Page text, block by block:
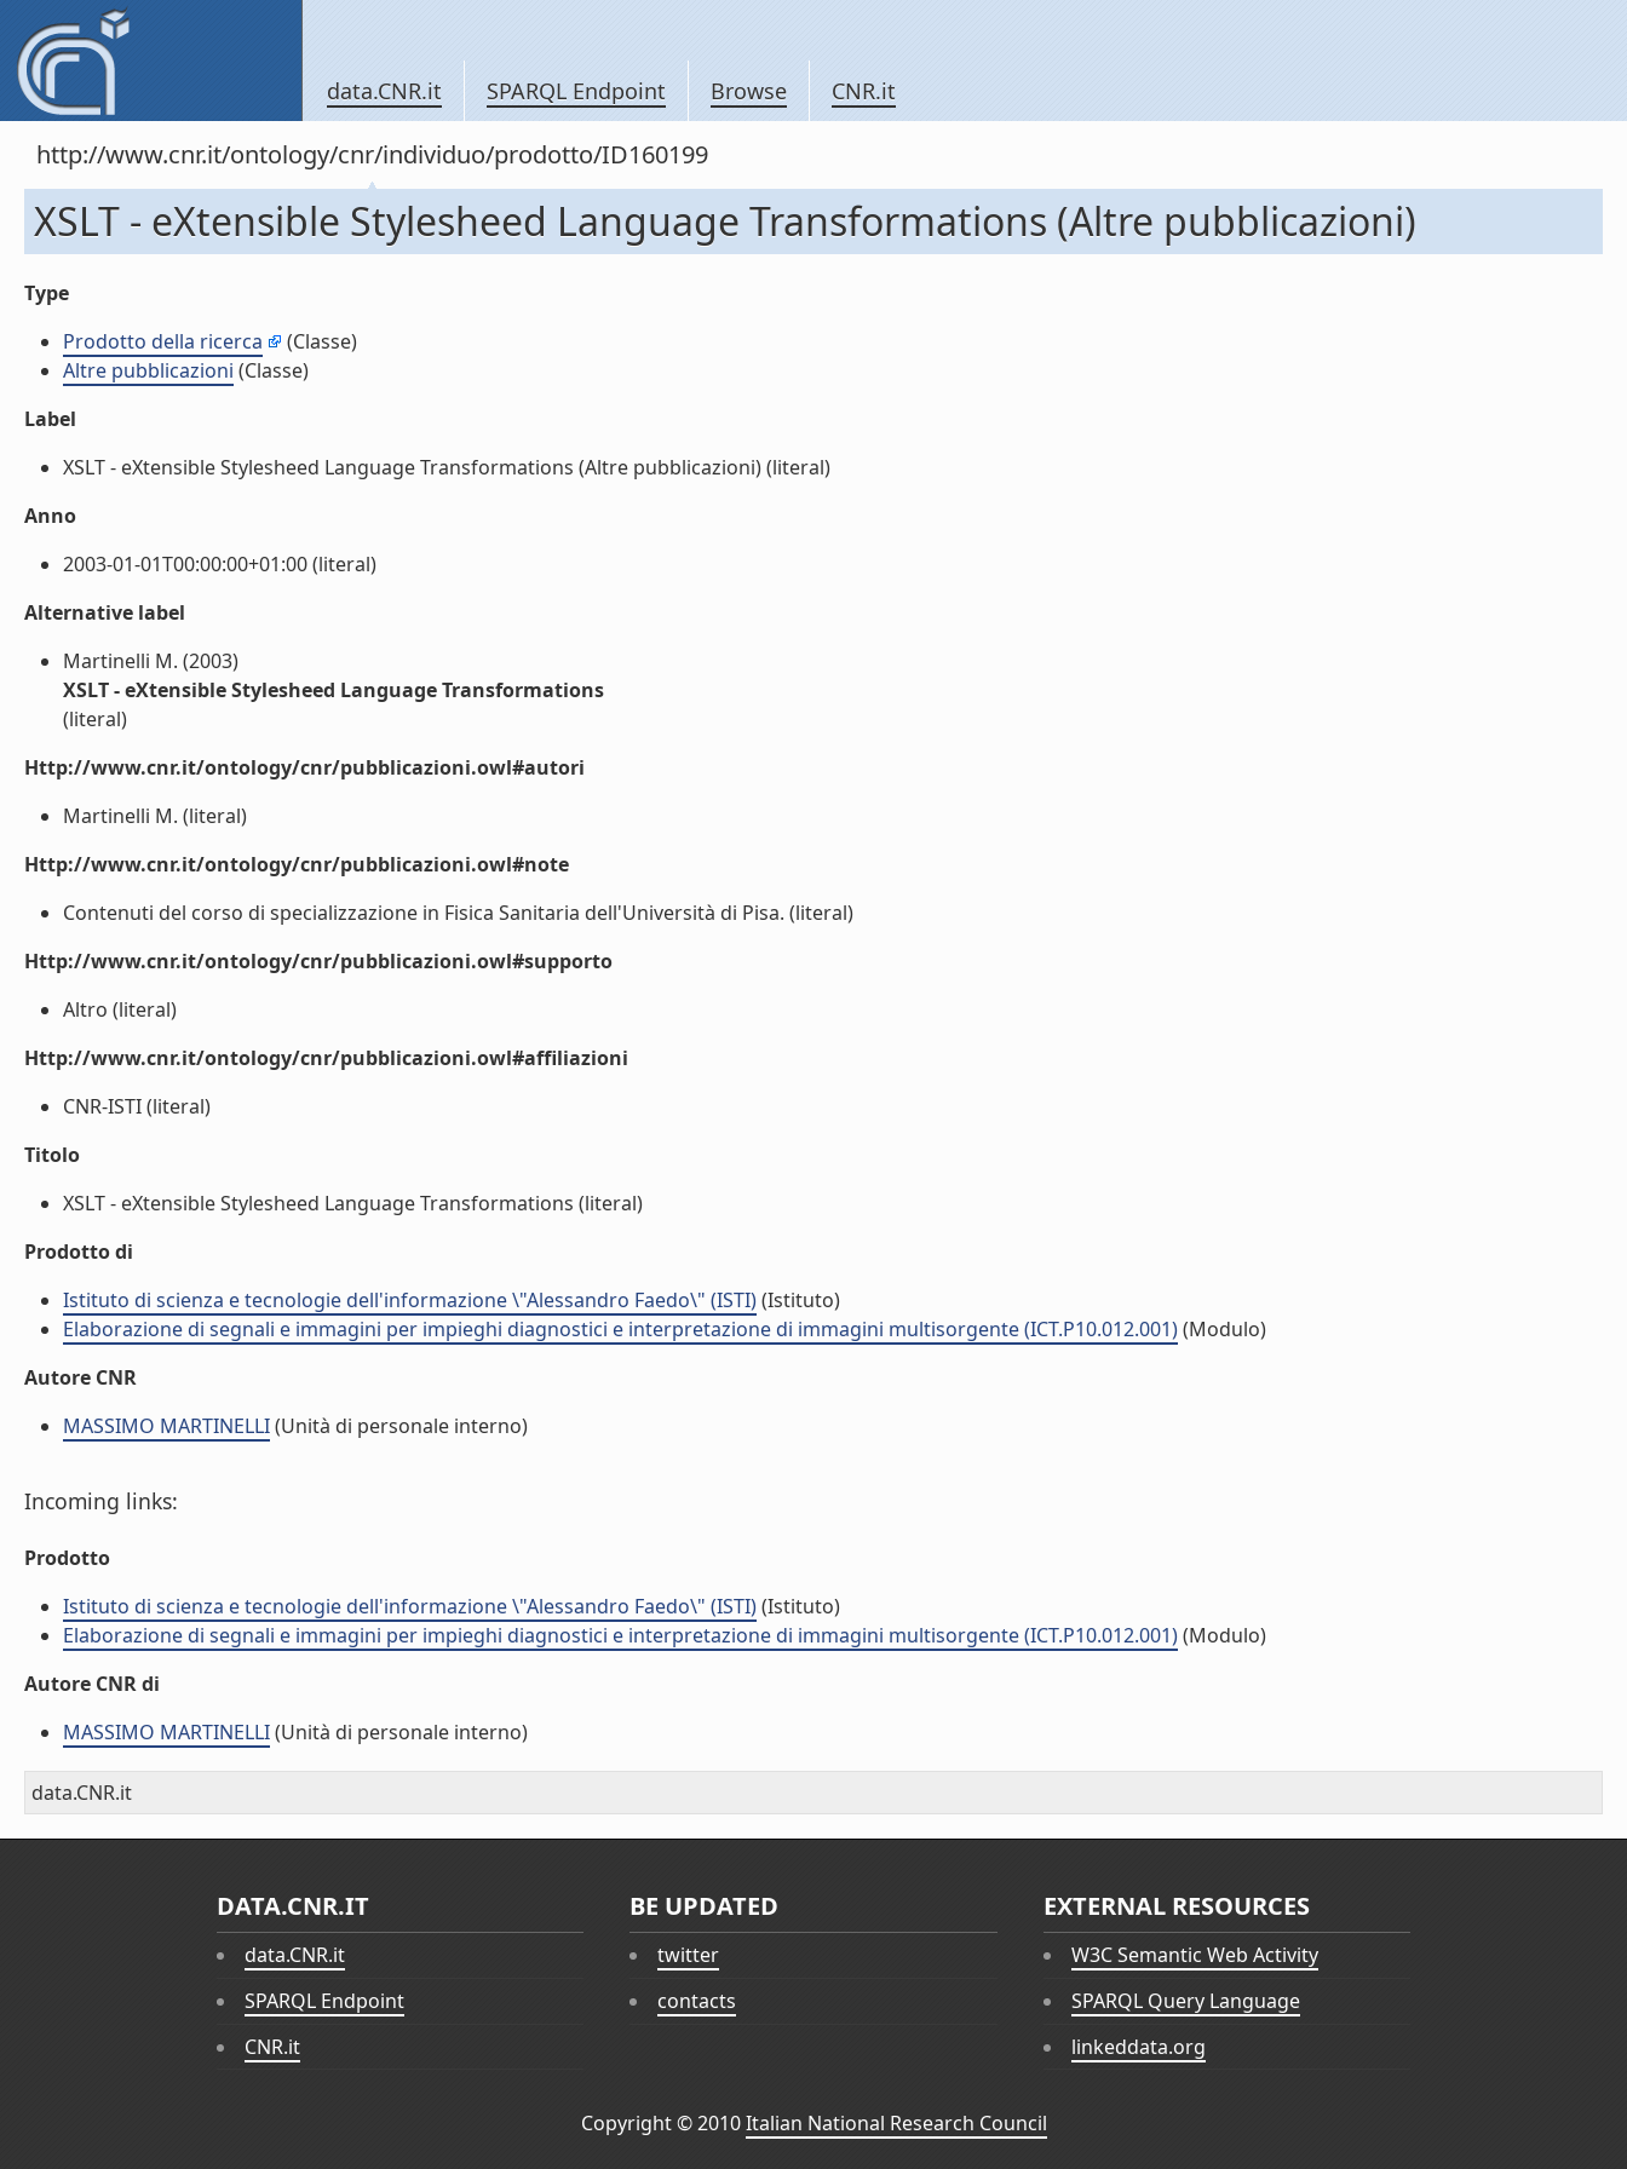
data.CNR.it SPARQL Endpoint Browse CNR.it
http://www.cnr.it/ontology/cnr/individuo/prodotto/ID160199
XSLT - eXtensible Stylesheed Language Transformations (Altre pubblicazioni)
Type
Prodotto della ricerca
(Classe)
Altre pubblicazioni (Classe)
Label
XSLT - eXtensible Stylesheed Language Transformations (Altre pubblicazioni) (literal)
Anno
2003-01-01T00:00:00+01:00 (literal)
Alternative label
Martinelli M. (2003)
XSLT - eXtensible Stylesheed Language Transformations
(literal)
Http://www.cnr.it/ontology/cnr/pubblicazioni.owl#autori
Martinelli M. (literal)
Http://www.cnr.it/ontology/cnr/pubblicazioni.owl#note
Contenuti del corso di specializzazione in Fisica Sanitaria dell'Università di Pisa. (literal)
Http://www.cnr.it/ontology/cnr/pubblicazioni.owl#supporto
Altro (literal)
Http://www.cnr.it/ontology/cnr/pubblicazioni.owl#affiliazioni
CNR-ISTI (literal)
Titolo
XSLT - eXtensible Stylesheed Language Transformations (literal)
Prodotto di
Istituto di scienza e tecnologie dell'informazione \"Alessandro Faedo\" (ISTI)(Istituto)
Elaborazione di segnali e immagini per impieghi diagnostici e interpretazione di immagini multisorgente (ICT.P10.012.001)(Modulo)
Autore CNR
MASSIMO MARTINELLI(Unità di personale interno)
Incoming links:
Prodotto
Istituto di scienza e tecnologie dell'informazione \"Alessandro Faedo\" (ISTI)(Istituto)
Elaborazione di segnali e immagini per impieghi diagnostici e interpretazione di immagini multisorgente (ICT.P10.012.001)(Modulo)
Autore CNR di
MASSIMO MARTINELLI(Unità di personale interno)
data.CNR.it
DATA.CNR.IT
data.CNR.it
SPARQL Endpoint
CNR.it
BE UPDATED
twitter
contacts
EXTERNAL RESOURCES
W3C Semantic Web Activity
SPARQL Query Language
linkeddata.org
Copyright © 2010Italian National Research Council